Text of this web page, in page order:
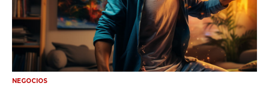
NEGOCIOS